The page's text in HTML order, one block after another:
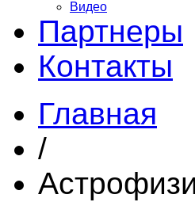
Видео
Партнеры
Контакты
Главная
/